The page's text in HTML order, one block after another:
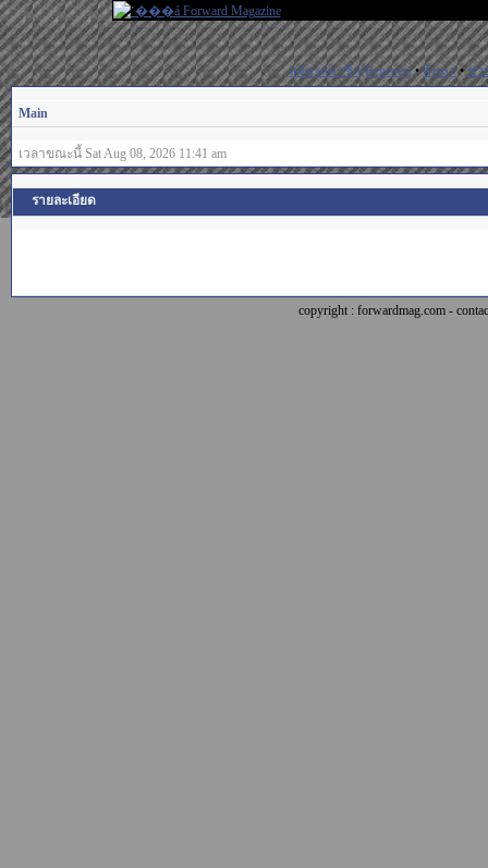
สมัครสมาชิก(Register)•ค้นหา•ช่ว
Main
เวลาขณะนี้ Sat Aug 08, 2026 11:41 am
รายละเอียด
copyright : forwardmag.com -